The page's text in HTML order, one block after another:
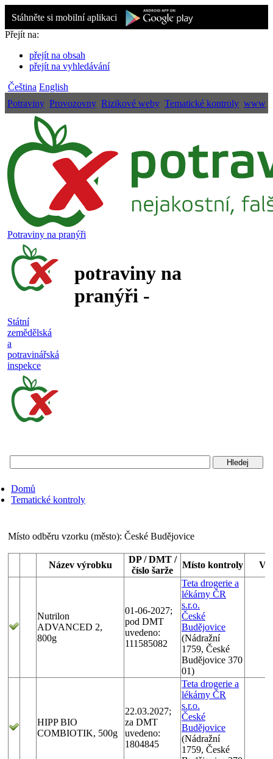
Stáhněte si mobilní aplikaci
Přejít na:
přejít na obsah
přejít na vyhledávání
Čeština English
Potraviny Provozovny Rizikové weby Tematické kontroly www
Potraviny na pranýři
potraviny na
pranýři -
Státní
zemědělská
a
potravinářská
inspekce
potravinářská
inspekce
Domů
Tematické kontroly
Místo odběru vzorku (město): České Budějovice
Název výrobku
DP / DMT /
číslo šarže
Místo kontroly
Nutrilon
ADVANCED 2,
800g
01-06-2027;
pod DMT
uvedeno:
111585082
Teta drogerie a
lékárny ČR
s.r.o.
České
Budějovice
(Nádražní
1759, České
Budějovice 370
01)
HIPP BIO
COMBIOTIK, 500g
22.03.2027;
za DMT
uvedeno:
1804845
Teta drogerie a
lékárny ČR
s.r.o.
České
Budějovice
(Nádražní
1759, České